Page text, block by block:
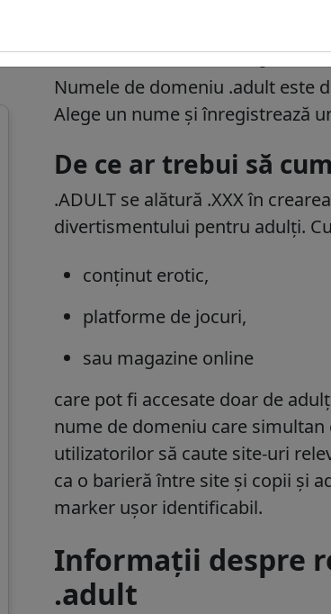
Informații despre
Numele de domeniu .adult este
Alege un nume și înregistrează
De ce ar trebui să
.ADULT se alătură .XXX în
divertismentului pentru adulți.
conținut erotic,
platforme de jocuri,
sau magazine online
care pot fi accesate doar de
nume de domeniu care
utilizatorilor să caute site-uri
ca o barieră între site și copii și
marker ușor identificabil.
Informații despre
.adult